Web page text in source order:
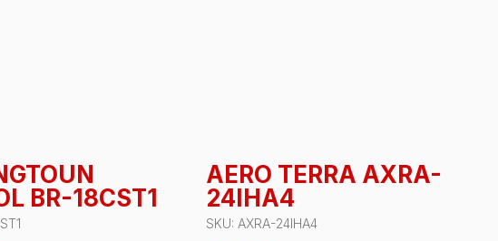
BR-18CST1
AERO TERRA AXRA-
24IHA4
SKU: AXRA-24IHA4